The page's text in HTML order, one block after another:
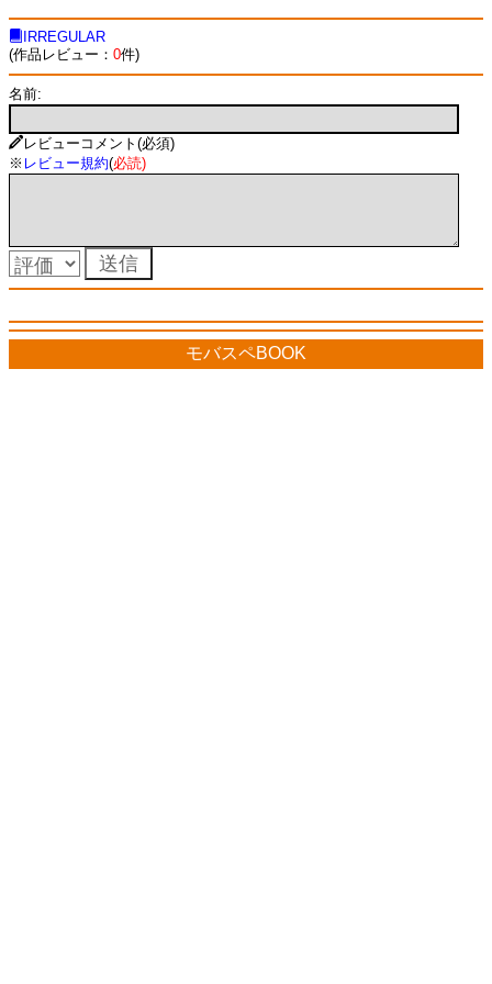
IRREGULAR
(作品レビュー： 0件)
名前:
レビューコメント(必須)
※ レビュー規約(必読)
モバスペBOOK